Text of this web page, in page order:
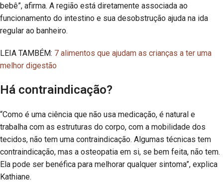
bebê”, afirma. A região está diretamente associada ao
funcionamento do intestino e sua desobstrução ajuda na ida
regular ao banheiro.
LEIA TAMBÉM: 7 alimentos que ajudam as crianças a ter uma
melhor digestão
Há contraindicação?
“Como é uma ciência que não usa medicação, é natural e
trabalha com as estruturas do corpo, com a mobilidade dos
tecidos, não tem uma contraindicação. Algumas técnicas tem
contraindicação, mas a osteopatia em si, se bem feita, não tem.
Ela pode ser benéfica para melhorar qualquer sintoma”, explica
Kathiane.